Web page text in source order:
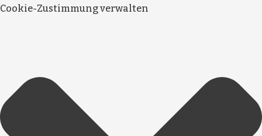
Cookie-Zustimmung verwalten